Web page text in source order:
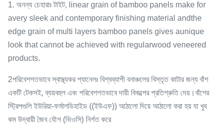
1. অনন্য চেহারাঃ টাইট, linear grain of bamboo panels make for
avery sleek and contemporary finishing material andthe
edge grain of multi layers bamboo panels gives aunique
look that cannot be achieved with regularwood veneered
products.
2পরিবেশগতভাবে স্বাস্থ্যকর প্যানেলঃ বিশ্বব্যাপী বনাঞ্চলের বিস্তৃত কাটার জন্য বাঁশ
একটি টেকসই, ব্যয়বহুল এবং পরিবেশগতভাবে দায়ী বিকল্পের প্রতিশ্রুতি দেয়।বাঁশের
স্ট্রিপগুলি ইউরিয়া-ফর্মালডিহাইড ((ইউএফ)) আঠালো দিয়ে আঠালো করা হয় যা খুব
কম উদ্বায়ী জৈব যৌগ (ভিওসি) নির্গত করে